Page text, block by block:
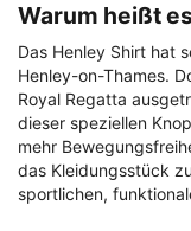
Warum heißt
Das Henley Shirt hat
Henley-on-Thames.
Royal Regatta
dieser speziellen
mehr
das Kleidungsstück
sportlichen,